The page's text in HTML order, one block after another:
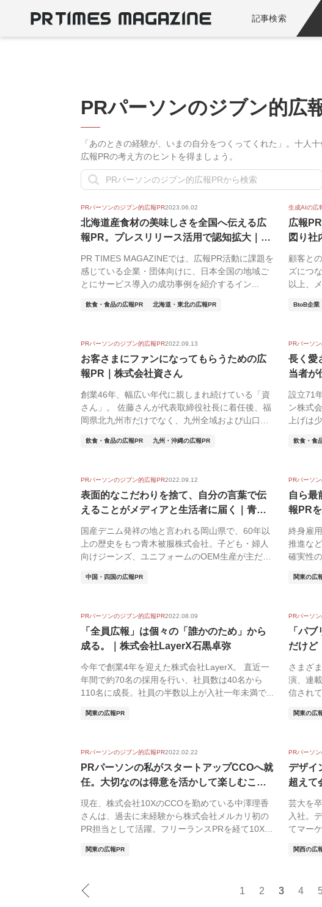
記事検索
PRパーソンのジブン的広
「あのときの経験が、いまの自分をつくってくれた」。十人
広報PRの考え方のヒントを得ましょう。
PRパーソンのジブン的広報PR2023.06.02
北海道産食材の美味しさを全国へ伝える広
報PR。プレスリリース活用で認知拡大｜株
PR TIMES MAGAZINEでは、広報PR活動に課題を
感じている企業・団体向けに、日本全国の地域ご
とにサービス導入の成功事例を紹介するイン...
飲食・食品の広報PR 北海道・東北の広報PR
生成AIの広
広報
図り社
顧客と
ズにつ
以上、
BtoB企業
PRパーソンのジブン的広報PR2022.09.13
お客さまにファンになってもらうための広
報PR｜株式会社資さん
創業46年、幅広い年代に親しまれ続けている「資
さん」。 佐藤さんが代表取締役社長に着任後、福
岡県北九州市だけでなく、九州全域および山口県
飲食・食品の広報PR 九州・沖縄の広報PR
PRパーソ
長く愛
当者が
設立71
ン株式
上げは
飲食・食
PRパーソンのジブン的広報PR2022.09.12
表面的なこだわりを捨て、自分の言葉で伝
えることがメディアと生活者に届く｜青木
被服株...
国産デニム発祥の地と言われる岡山県で、60年以
上の歴史をもつ青木被服株式会社。子ども・婦人
向けジーンズ、ユニフォームのOEM生産が主だっ
中国・四国の広報PR
PRパーソ
自ら最
報PR
終身雇
推進な
確実性
関東の広
PRパーソンのジブン的広報PR2022.08.09
「全員広報」は個々の「誰かのため」から
成る。｜株式会社LayerX石黒卓弥
今年で創業4年を迎えた株式会社LayerX。 直近一
年間で約70名の採用を行い、社員数は40名から
110名に成長。社員の半数以上が入社一年未満で...
関東の広報PR
PRパーソ
「パ
だけど
さまざ
演、連
信され
関東の広
PRパーソンのジブン的広報PR2022.02.22
PRパーソンの私がスタートアップCCOへ就
任。大切なのは得意を活かして楽しむこと
現在、株式会社10XのCCOを勤めている中澤理香
さんは、過去に未経験から株式会社メルカリ初の
PR担当として活躍。フリーランスPRを経て10Xに
関東の広報PR
PRパーソ
デザイ
超えて
品 ...
芸大を
入社。
てマー
関西の広
1 2 3 4